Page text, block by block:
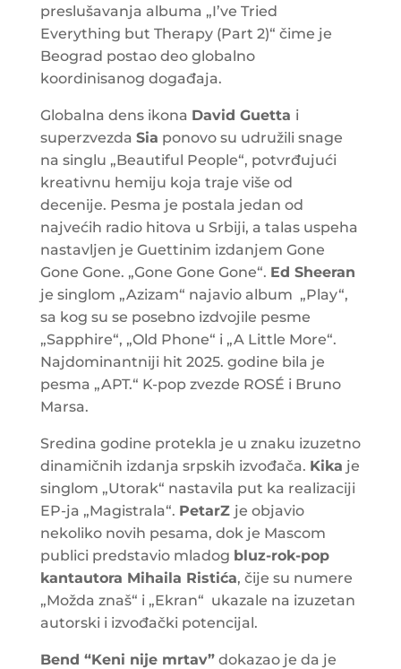
preslušavanja albuma „I’ve Tried
Everything but Therapy (Part 2)“ čime je
Beograd postao deo globalno
koordinisanog događaja.
Globalna dens ikona David Guetta i
superzvezda Sia ponovo su udružili snage
na singlu „Beautiful People“, potvrđujući
kreativnu hemiju koja traje više od
decenije. Pesma je postala jedan od
najvećih radio hitova u Srbiji, a talas uspeha
nastavljen je Guettinim izdanjem Gone
Gone Gone. „Gone Gone Gone“. Ed Sheeran
je singlom „Azizam“ najavio album „Play“,
sa kog su se posebno izdvojile pesme
„Sapphire“, „Old Phone“ i „A Little More“.
Najdominantniji hit 2025. godine bila je
pesma „APT.“ K-pop zvezde ROSÉ i Bruno
Marsa.
Sredina godine protekla je u znaku izuzetno
dinamičnih izdanja srpskih izvođača. Kika je
singlom „Utorak“ nastavila put ka realizaciji
EP-ja „Magistrala“. PetarZ je objavio
nekoliko novih pesama, dok je Mascom
publici predstavio mladog bluz-rok-pop
kantautora Mihaila Ristića, čije su numere
„Možda znaš“ i „Ekran“ ukazale na izuzetan
autorski i izvođački potencijal.
Bend “Keni nije mrtav”dokazao je da je